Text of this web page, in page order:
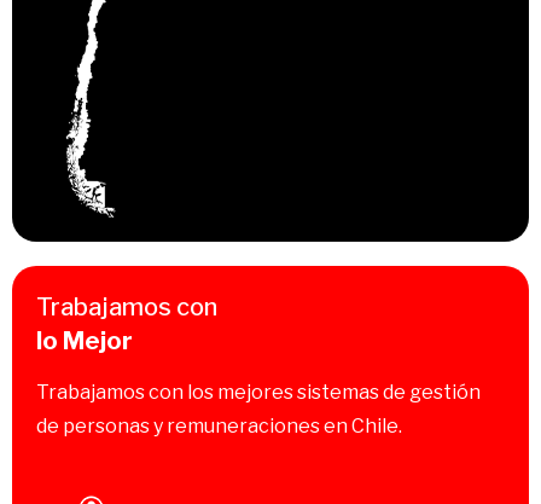
Trabajamos con
lo Mejor
Trabajamos con los mejores sistemas de gestión
de personas y remuneraciones en Chile.